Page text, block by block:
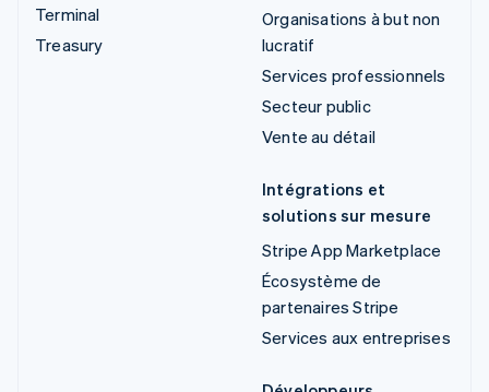
Terminal
Treasury
Organisations à but non
lucratif
Services professionnels
Secteur public
Vente au détail
Intégrations et
solutions sur mesure
Stripe App Marketplace
Écosystème de
partenaires Stripe
Services aux entreprises